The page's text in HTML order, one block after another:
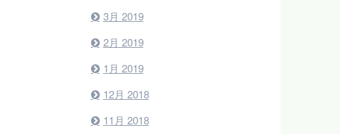
3月 2019
2月 2019
1月 2019
12月 2018
11月 2018